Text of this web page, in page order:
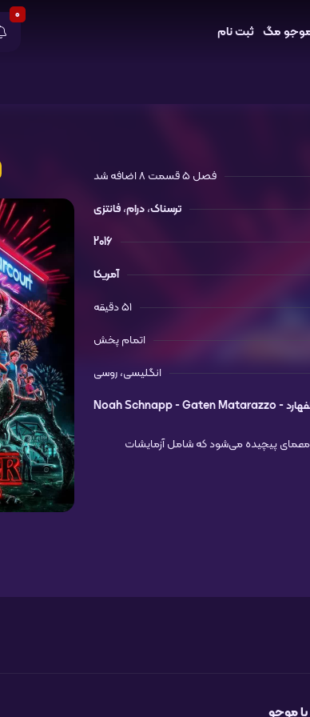
مگ ثبت نام
0
فصل 5 قسمت 8 اضافه شد
ترسناک،درام،فانتزی
2016
آمریکا
51 دقیقه
اتمام پخش
انگلیسی، روسی
-
Noah Schnapp -Gaten Matarazzo
پیچیده می‌شود که شامل آزمایشات
با موجو